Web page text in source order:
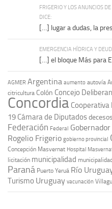
FRIGERIO Y LOS ANUNCIOS
DICE:
[…] lugar a dudas, la
EMERGENCIA HÍDRICA Y
[…] el bloque Más para
AGMER Argentina aumento autovía
citricultura Colón Concejo
Concordia Cooperativa
19 Cámara de Diputadosdecesos
Federación Federal
Rogelio Frigerio gobierno provincial
Concepción Masvernat Hospital
licitación municipalidad
Paraná Puerto Yeruá Río
Turismo Uruguay vacunación